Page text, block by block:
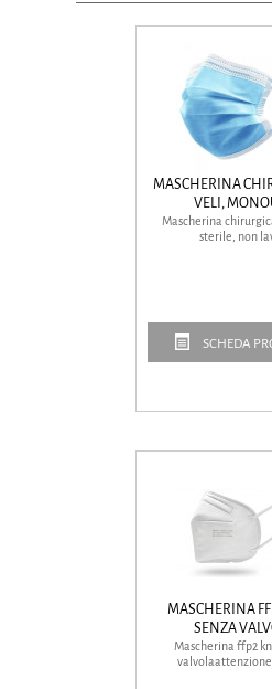
MASCHERINA
VELI,
Mascherina
sterile, non
SCHEDA
MASCHERINA
SENZA
Mascherina ffp2
valvolaattenzione